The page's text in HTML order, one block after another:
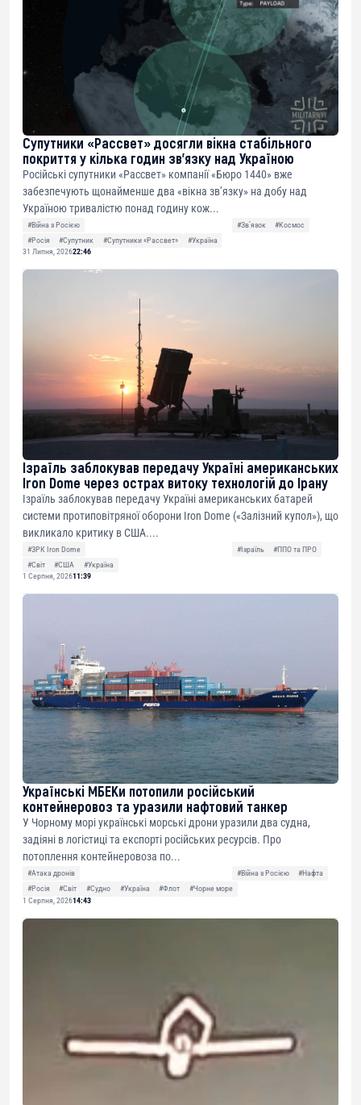
Супутники «Рассвет» досягли вікна стабільного
покриття у кілька годин зв’язку над Україною
Російські супутники «Рассвет» компанії «Бюро 1440» вже
забезпечують щонайменше два «вікна зв’язку» на добу над
Україною тривалістю понад годину кож...
#Війна з Росією #Звʼязок
#Космос
#Росія
#Супутник #Супутники «Рассвет»
#Україна
31 Липня, 202622:46
Ізраїль заблокував передачу Україні американських
Iron Dome через острах витоку технологій до Ірану
Ізраїль заблокував передачу Україні американських батарей
системи протиповітряної оборони Iron Dome («Залізний купол»), що
викликало критику в США....
#ЗРК Iron Dome #Ізраїль
#ППО та ПРО
#Світ
#США
#Україна
1 Серпня, 202611:39
Українські МБЕКи потопили російський
контейнеровоз та уразили нафтовий танкер
У Чорному морі українські морські дрони уразили два судна,
задіяні в логістиці та експорті російських ресурсів. Про
потоплення контейнеровоза по...
#Атака дронів #Війна з Росією
#Нафта
#Росія
#Світ #Судно #Україна #Флот
#Чорне море
1 Серпня, 202614:43